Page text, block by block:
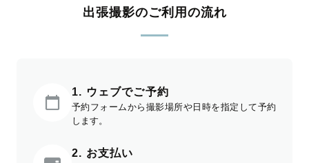
出張撮影のご利用の流れ
1. ウェブでご予約
予約フォームから撮影場所や日時を指定して予約
します。
2. お支払い